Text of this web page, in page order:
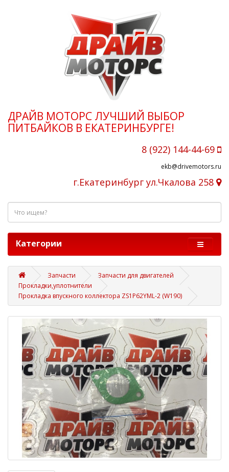
ДРАЙВ МОТОРС ЛУЧШИЙ ВЫБОР
ПИТБАЙКОВ В ЕКАТЕРИНБУРГЕ!
8 (922) 144-44-69
ekb@drivemotors.ru
г.Екатеринбург ул.Чкалова 258
Категории
Запчасти
Запчасти для двигателей
Прокладки,уплотнители
Прокладка впускного коллектора ZS1P62YML-2 (W190)